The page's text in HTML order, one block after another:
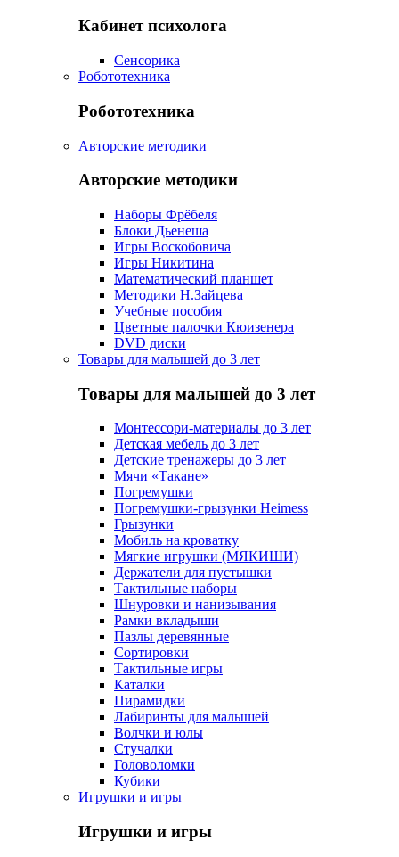
Кабинет психолога
Сенсорика
Робототехника
Робототехника
Авторские методики
Авторские методики
Наборы Фрёбеля
Блоки Дьенеша
Игры Воскобовича
Игры Никитина
Математический планшет
Методики Н.Зайцева
Учебные пособия
Цветные палочки Кюизенера
DVD диски
Товары для малышей до 3 лет
Товары для малышей до 3 лет
Монтессори-материалы до 3 лет
Детская мебель до 3 лет
Детские тренажеры до 3 лет
Мячи «Такане»
Погремушки
Погремушки-грызунки Heimess
Грызунки
Мобиль на кроватку
Мягкие игрушки (МЯКИШИ)
Держатели для пустышки
Тактильные наборы
Шнуровки и нанизывания
Рамки вкладыши
Пазлы деревянные
Сортировки
Тактильные игры
Каталки
Пирамидки
Лабиринты для малышей
Волчки и юлы
Стучалки
Головоломки
Кубики
Игрушки и игры
Игрушки и игры